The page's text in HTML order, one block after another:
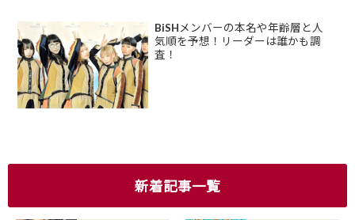
BiSHメンバーの本名や年齢層と人
気順を予想！リーダーは誰かも調
査！
新着記事一覧